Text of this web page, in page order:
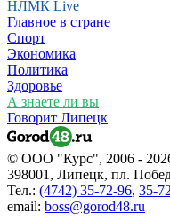
НЛМК Live
Главное в стране
Спорт
Экономика
Политика
Здоровье
А знаете ли вы
Говорит Липецк
© ООО "Курс", 2006 -
398001, Липецк, пл.
Тел.: (4742) 35-72-96, 35-
email: boss@gorod48.ru